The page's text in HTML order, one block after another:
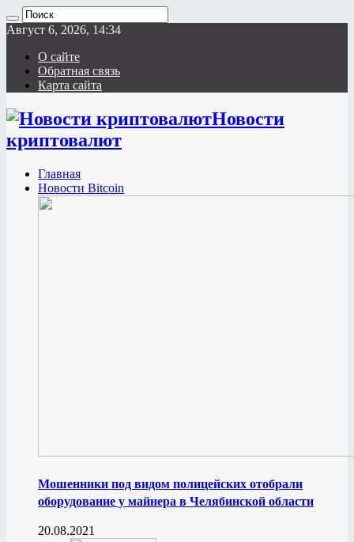
Август 6, 2026, 14:34
О сайте
Обратная связь
Карта сайта
Новости
криптовалют
Главная
Новости Bitcoin
Мошенники под видом полицейских отобрали
оборудование у майнера в Челябинской области
20.08.2021